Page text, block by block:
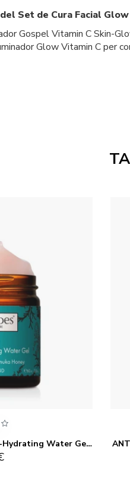
Antipodes Baptise H₂O Ultra-Hydrating Water Gel 60ml
Set de Cura Facial Glow
Gospel Vitamin C Skin-
Glow Vitamin C per